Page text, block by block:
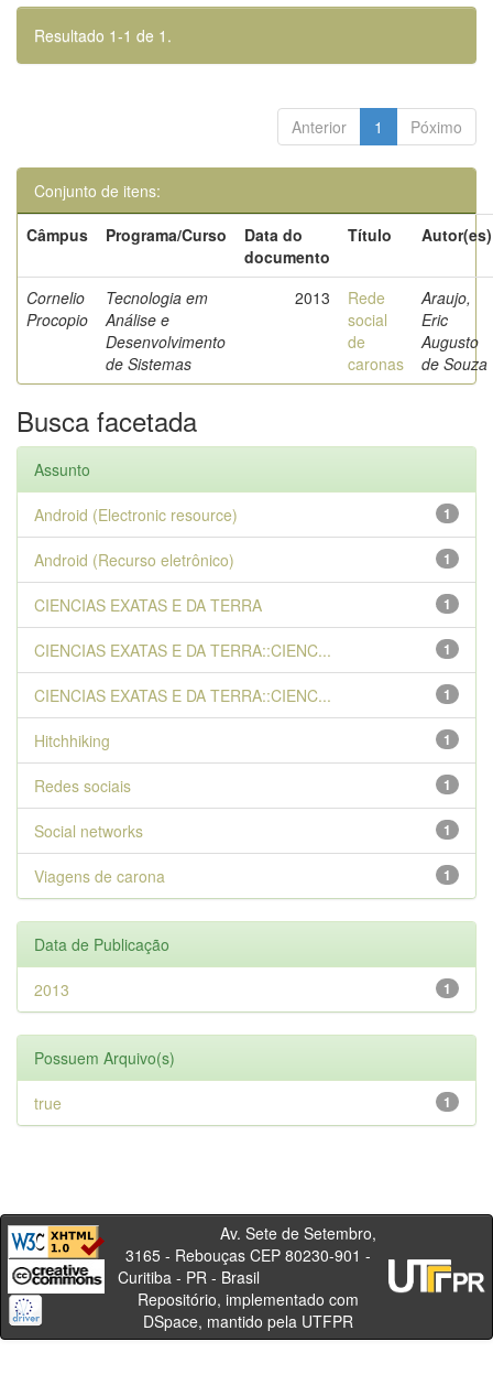
Resultado 1-1 de 1.
Anterior 1 Póximo
Conjunto de itens:
Câmpus
Programa/Curso
Data do
documento
Título Autor(es)
Cornelio
Procopio
Tecnologia em
Análise e
Desenvolvimento
de Sistemas
2013
Rede
social
de
caronas
Araujo,
Eric
Augusto
de Souza
Busca facetada
Assunto
1
Android (Electronic resource)
1
Android (Recurso eletrônico)
1
CIENCIAS EXATAS E DA TERRA
1
CIENCIAS EXATAS E DA TERRA::CIENC...
1
CIENCIAS EXATAS E DA TERRA::CIENC...
1
Hitchhiking
1
Redes sociais
1
Social networks
1
Viagens de carona
Data de Publicação
1
2013
Possuem Arquivo(s)
1
true
Av. Sete de Setembro,
3165 - Rebouças CEP 80230-901 -
Curitiba - PR - Brasil
Repositório, implementado com
DSpace, mantido pela UTFPR